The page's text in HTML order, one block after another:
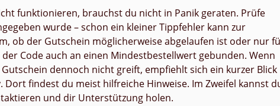
funktionieren, brauchst du nicht in Panik geraten. Prüfe
wurde – schon ein kleiner Tippfehler kann zur
ob der Gutschein möglicherweise abgelaufen ist oder nur
Code auch an einen Mindestbestellwert gebunden. Wenn
dennoch nicht greift, empfiehlt sich ein kurzer Blick
findest du meist hilfreiche Hinweise. Im Zweifel kannst
und dir Unterstützung holen.